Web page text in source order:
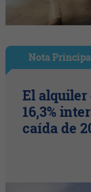
Nota
El alquiler
16,3%
caída de